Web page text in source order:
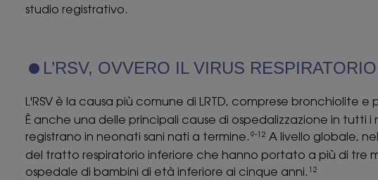
studio registrativo.
L’RSV, OVVERO IL VIRUS
L'RSV è la causa più comune di LRTD, comprese bronchiolite
È anche una delle principali cause di ospedalizzazione in tutti
registrano in neonati sani nati a termine. 9-12 A livello globale,
del tratto respiratorio inferiore che hanno portato a più di tre
ospedale di bambini di età inferiore ai cinque anni.
12